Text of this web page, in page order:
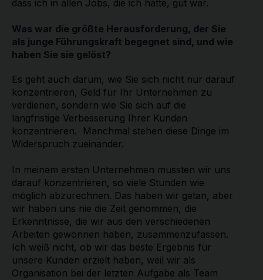
dass ich in allen Jobs, die ich hatte, gut war.
Was war die größte Herausforderung, der Sie
als junge Führungskraft begegnet sind, und wie
haben Sie sie gelöst?
Es geht auch darum, wie Sie sich nicht nur darauf
konzentrieren, Geld für Ihr Unternehmen zu
verdienen, sondern wie Sie sich auf die
langfristige Verbesserung Ihrer Kunden
konzentrieren. Manchmal stehen diese Dinge im
Widerspruch zueinander.
In meinem ersten Unternehmen mussten wir uns
darauf konzentrieren, so viele Stunden wie
möglich abzurechnen. Das haben wir getan, aber
wir haben uns nie die Zeit genommen, die
Erkenntnisse, die wir aus den verschiedenen
Arbeiten gewonnen haben, zusammenzufassen.
Ich weiß nicht, ob wir das beste Ergebnis für
unsere Kunden erzielt haben, weil wir als
Organisation bei der letzten Aufgabe als Team